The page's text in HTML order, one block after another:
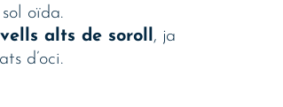
oïda.
alts de soroll , ja
d’oci.